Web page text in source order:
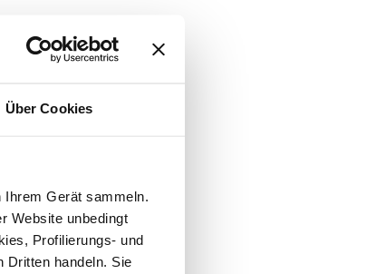
Über Cookies
Ihrem Gerät sammeln.
Website unbedingt
Profilierungs- und
Dritten handeln. Sie